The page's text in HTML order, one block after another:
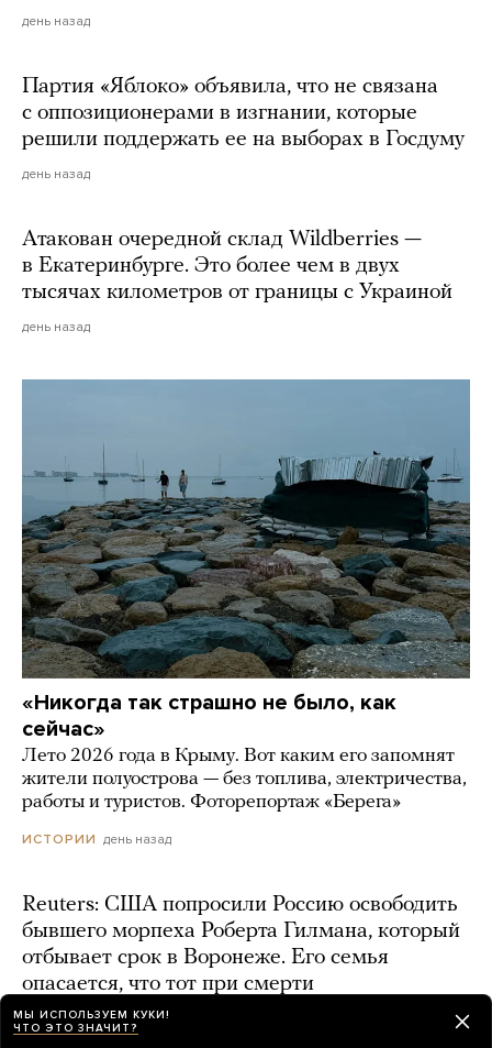
день назад
Партия «Яблоко» объявила, что не связана
с оппозиционерами в изгнании, которые
решили поддержать ее на выборах в Госдуму
день назад
Атакован очередной склад Wildberries —
в Екатеринбурге. Это более чем в двух
тысячах километров от границы с Украиной
день назад
«Никогда так страшно не было, как
сейчас»
Лето 2026 года в Крыму. Вот каким его запомнят
жители полуострова — без топлива, электричества,
работы и туристов. Фоторепортаж «Берега»
ИСТОРИИ день назад
Reuters: США попросили Россию освободить
бывшего морпеха Роберта Гилмана, который
отбывает срок в Воронеже. Его семья
опасается, что тот при смерти
день назад
МЫ ИСПОЛЬЗУЕМ КУКИ!
ЧТО ЭТО ЗНАЧИТ?